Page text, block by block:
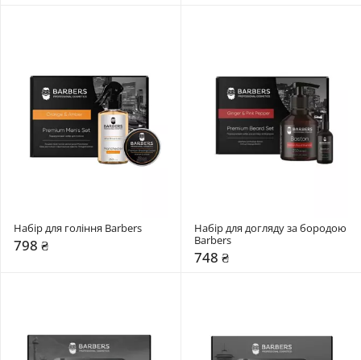
Набір для гоління Barbers
798 ₴
Набір для догляду за бородою
Barbers
748 ₴